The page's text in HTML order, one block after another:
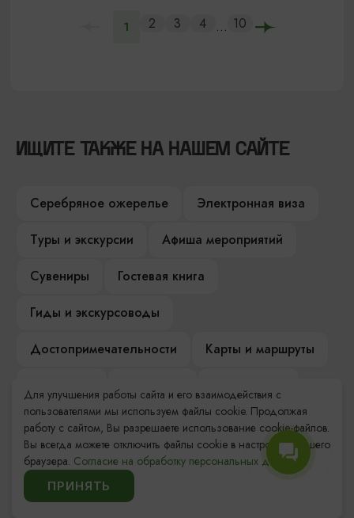
1 2 3 4 ... 10
ИЩИТЕ ТАКЖЕ НА НАШЕМ САЙТЕ
Серебряное ожерелье
Электронная виза
Туры и экскурсии
Афиша мероприятий
Сувениры
Гостевая книга
Гиды и экскурсоводы
Достопримечательности
Карты и маршруты
Компас Балтийской кухни
Настоящий Калининградец
Музеи
Для улучшения работы сайта и его взаимодействия с
пользователями мы используем файлы cookie. Продолжая
работу с сайтом, Вы разрешаете использование cookie-файлов.
Вы всегда можете отключить файлы cookie в настройках Вашего
браузера. Согласие на обработку персональных данных.
ПРИНЯТЬ